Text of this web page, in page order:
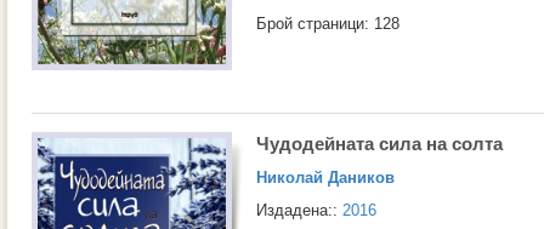
Брой страници: 128
Чудодейната сила на солта
Николай Даников
Издадена:: 2016